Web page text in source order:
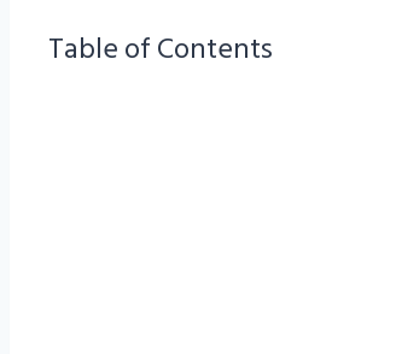
Table of Contents